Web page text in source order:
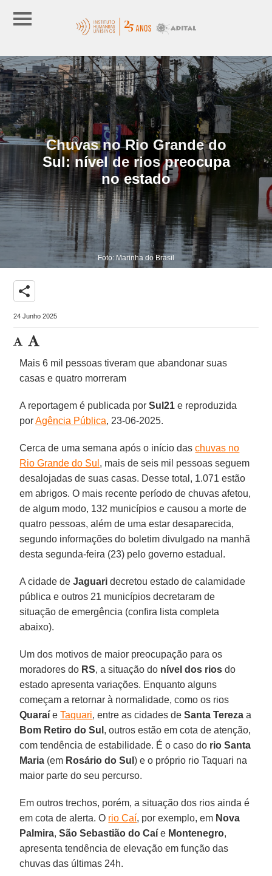
Chuvas no Rio Grande do
Sul: nível de rios preocupa
no estado
Foto: Marinha do Brasil
share
24 Junho 2025
Mais 6 mil pessoas tiveram que abandonar suas
casas e quatro morreram
A reportagem é publicada porSul21 e reproduzida
porAgência Pública, 23-06-2025.
Cerca de uma semana após o início daschuvas no
Rio Grande do Sul , mais de seis mil pessoas seguem
desalojadas de suas casas. Desse total, 1.071 estão
em abrigos. O mais recente período de chuvas afetou,
de algum modo, 132 municípios e causou a morte de
quatro pessoas, além de uma estar desaparecida,
segundo informações do boletim divulgado na manhã
desta segunda-feira (23) pelo governo estadual.
A cidade deJaguari decretou estado de calamidade
pública e outros 21 municípios decretaram de
situação de emergência (confira lista completa
abaixo).
Um dos motivos de maior preocupação para os
moradores do RS, a situação do nível dos rios do
estado apresenta variações. Enquanto alguns
começam a retornar à normalidade, como os rios
Quaraí eTaquari, entre as cidades deSanta Tereza a
Bom Retiro do Sul , outros estão em cota de atenção,
com tendência de estabilidade. É o caso do rio Santa
Maria (em Rosário do Sul) e o próprio rio Taquari na
maior parte do seu percurso.
Em outros trechos, porém, a situação dos rios ainda é
em cota de alerta. O rio Caí, por exemplo, em Nova
Palmira,São Sebastião do Caí e Montenegro,
apresenta tendência de elevação em função das
chuvas das últimas 24h.